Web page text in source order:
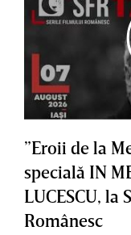
”Eroii de la
specială IN
LUCESCU, la
Românesc